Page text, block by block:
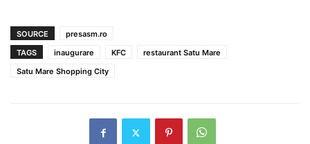
SOURCE
presasm.ro
TAGS
inaugurare KFC
restaurant Satu Mare
Satu Mare Shopping City